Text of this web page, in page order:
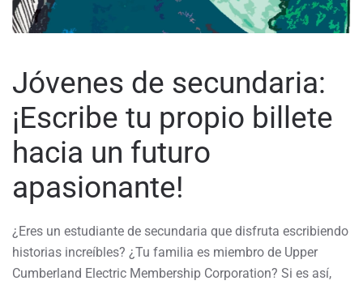
Jóvenes de secundaria:
¡Escribe tu propio billete
hacia un futuro
apasionante!
¿Eres un estudiante de secundaria que disfruta escribiendo
historias increíbles? ¿Tu familia es miembro de Upper
Cumberland Electric Membership Corporation? Si es así,